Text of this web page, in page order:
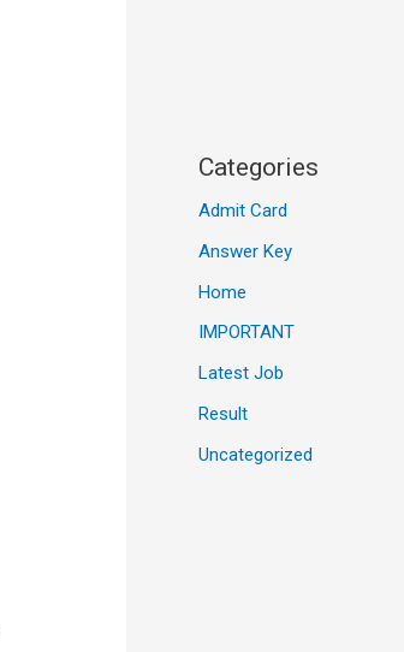
Categories
Admit Card
Answer Key
Home
IMPORTANT
Latest Job
Result
Uncategorized